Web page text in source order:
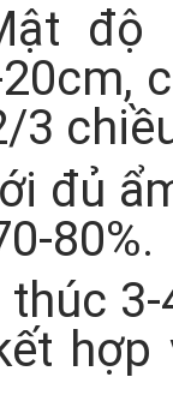
độ
3
đủ
80%.
thúc